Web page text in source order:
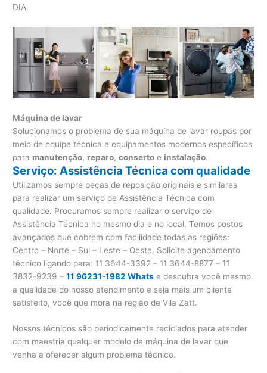
DIA.
Máquina de lavar
Solucionamos o problema de sua máquina de lavar roupas por
meio de equipe técnica e equipamentos modernos específicos
para manutenção, reparo,conserto e instalação.
Serviço: Assistência Técnica com qualidade
Utilizamos sempre peças de reposição originais e similares
para realizar um serviço de Assistência Técnica com
qualidade. Procuramos sempre realizar o serviço de
Assistência Técnica no mesmo dia e no local. Temos postos
avançados que cobrem com facilidade todas as regiões:
Centro – Norte – Sul – Leste – Oeste. Solicite agendamento
técnico ligando para: 11 3644-3392 – 11 3644-8877 – 11
3832-9239 –11 96231-1982 Whats e descubra você mesmo
a qualidade do nosso atendimento e seja mais um cliente
satisfeito, você que mora na região de Vila Zatt.
Nossos técnicos são periodicamente reciclados para atender
com maestria qualquer modelo de máquina de lavar que
venha a oferecer algum problema técnico.